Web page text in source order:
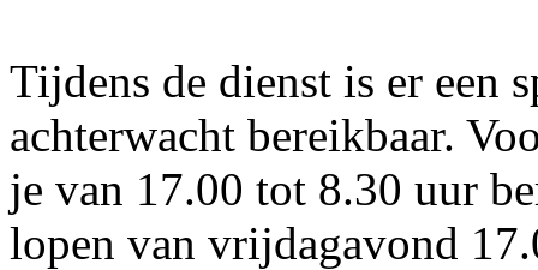
Tijdens de dienst is er een
achterwacht bereikbaar.
je van 17.00 tot 8.30 uur
lopen van vrijdagavond